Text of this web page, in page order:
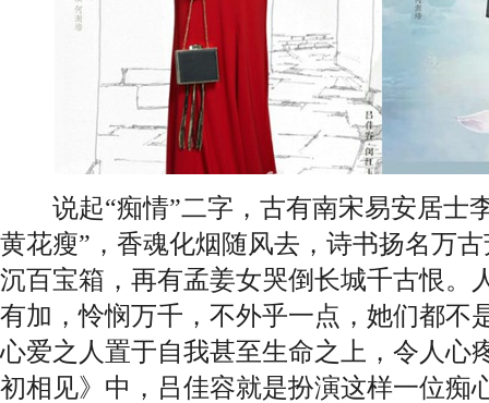
说起“痴情”二字，古有南宋易安居士
黄花瘦”，香魂化烟随风去，诗书扬名万
沉百宝箱，再有孟姜女哭倒长城千古恨。
有加，怜悯万千，不外乎一点，她们都不
心爱之人置于自我甚至生命之上，令人心
初相见》中，吕佳容就是扮演这样一位痴